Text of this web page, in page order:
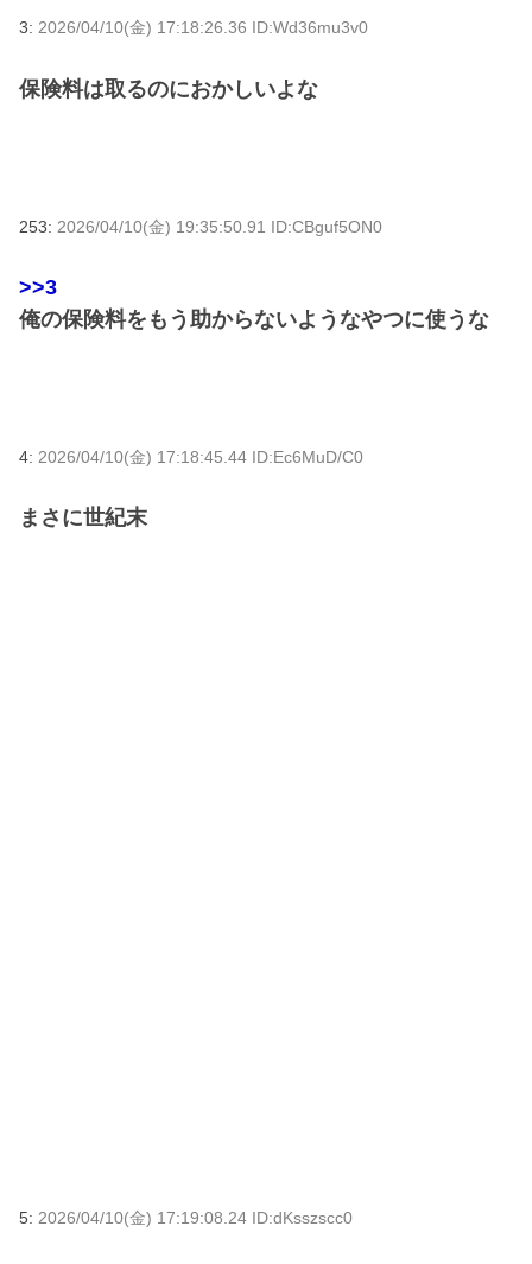
3: 2026/04/10(金) 17:18:26.36 ID:Wd36mu3v0
保険料は取るのにおかしいよな
253: 2026/04/10(金) 19:35:50.91 ID:CBguf5ON0
>>3
俺の保険料をもう助からないようなやつに使うな
4: 2026/04/10(金) 17:18:45.44 ID:Ec6MuD/C0
まさに世紀末
5: 2026/04/10(金) 17:19:08.24 ID:dKsszscc0